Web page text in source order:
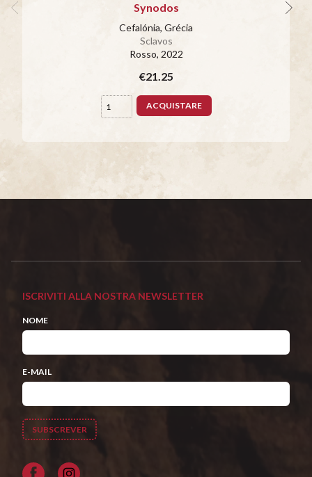
Synodos
Cefalónia, Grécia
Sclavos
Rosso, 2022
€21.25
ACQUISTARE
ISCRIVITI ALLA NOSTRA NEWSLETTER
NOME
E-MAIL
Facebook